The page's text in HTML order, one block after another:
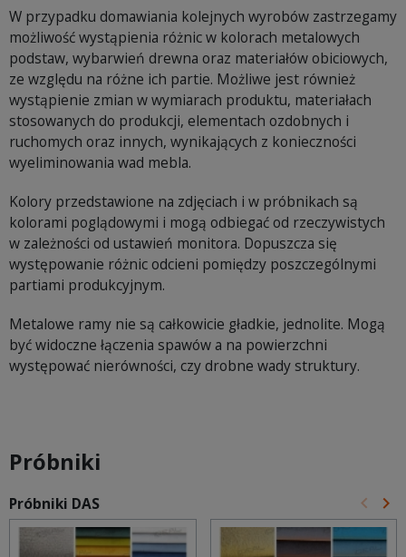
W przypadku domawiania kolejnych wyrobów zastrzegamy
możliwość wystąpienia różnic w kolorach metalowych
podstaw, wybarwień drewna oraz materiałów obiciowych,
ze względu na różne ich partie. Możliwe jest również
wystąpienie zmian w wymiarach produktu, materiałach
stosowanych do produkcji, elementach ozdobnych i
ruchomych oraz innych, wynikających z konieczności
wyeliminowania wad mebla.
Kolory przedstawione na zdjęciach i w próbnikach są
kolorami poglądowymi i mogą odbiegać od rzeczywistych
w zależności od ustawień monitora. Dopuszcza się
występowanie różnic odcieni pomiędzy poszczególnymi
partiami produkcyjnym.
Metalowe ramy nie są całkowicie gładkie, jednolite. Mogą
być widoczne łączenia spawów a na powierzchni
występować nierówności, czy drobne wady struktury.
Próbniki
Próbniki DAS keyboard_arrow_left keyboard_arrow_right